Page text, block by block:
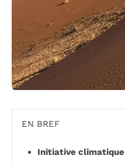
EN BREF
Initiative climatique